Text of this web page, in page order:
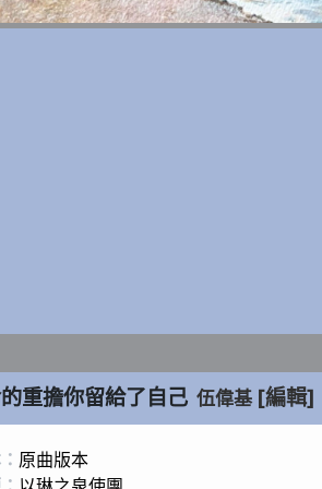
重擔你留給了自己 伍偉基 [編輯]
原曲版本